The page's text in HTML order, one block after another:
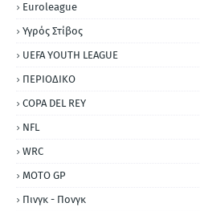
Εuroleague
Υγρός Στίβος
UEFA YOUTH LEAGUE
ΠΕΡΙΟΔΙΚΟ
COPA DEL REY
NFL
WRC
MOTO GP
Πινγκ - Πονγκ